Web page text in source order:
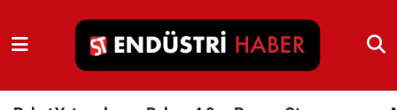
Robot Yatırımları